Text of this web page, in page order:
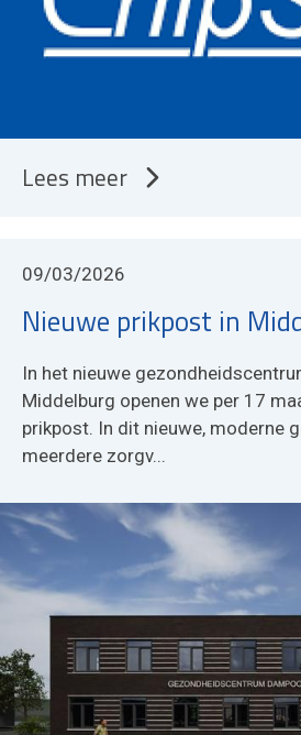
Lees meer
09/03/2026
Nieuwe prikpost in
In het nieuwe
Middelburg openen we per 17
prikpost. In dit nieuwe, moderne
meerdere zorgv...